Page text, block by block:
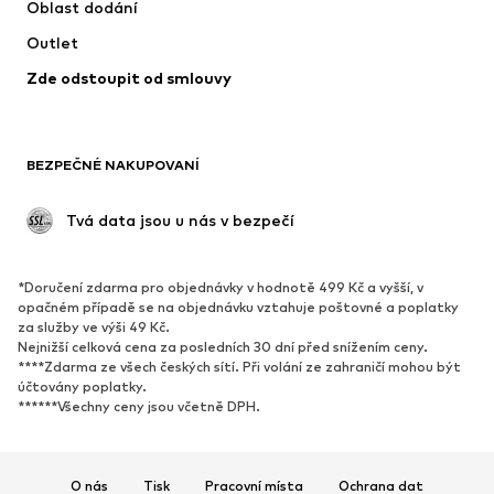
Spodní prádlo
Kabáty
Plavky
Příležitosti
Upcyklace
Nové
Oblíbené
Tenisky
Lodičky & boty na podpatku
Kozačky
Sandály
Oblast dodání
Outlet
Zde odstoupit od smlouvy
BEZPEČNÉ NAKUPOVANÍ
Tvá data jsou u nás v bezpečí
*Doručení zdarma pro objednávky v hodnotě 499 Kč a vyšší, v
opačném případě se na objednávku vztahuje poštovné a poplatky
za služby ve výši 49 Kč.
Nejnižší celková cena za posledních 30 dní před snížením ceny.
****Zdarma ze všech českých sítí. Při volání ze zahraničí mohou být
účtovány poplatky.
******Všechny ceny jsou včetně DPH.
O nás Tisk Pracovní místa Ochrana dat